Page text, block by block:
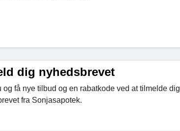
dig nyhedsbrevet
og få nye tilbud og en rabatkode ved at tilmelde dig
fra Sonjasapotek.